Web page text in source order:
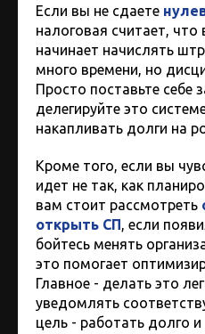
Если вы не сдаете
налоговая считает, что
начинает начислять
много времени, но
Просто поставьте себе
делегируйте это
накапливать долги на
Кроме того, если вы
идет не так, как
вам стоит рассмотреть
открыть СП, если
бойтесь менять
это помогает
Главное - делать это
уведомлять
цель - работать долго